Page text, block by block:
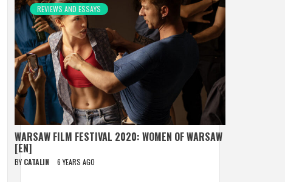
REVIEWS AND ESSAYS
WARSAW FILM FESTIVAL 2020: WOMEN OF WARSAW
[EN]
BY CATALIN 6 YEARS AGO